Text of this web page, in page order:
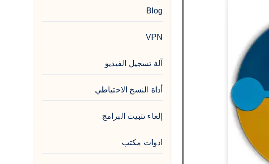
Blog
VPN
آلة تسجيل الفيديو
أداة النسخ الاحتياطي
إلغاء تثبيت البرامج
ادوات مكتب